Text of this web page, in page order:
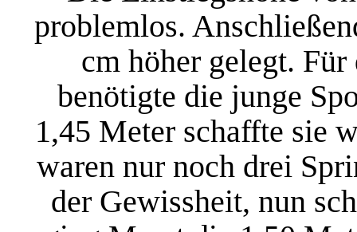
problemlos.
cm höher gelegt.
benötigte die junge
1,45 Meter schaffte sie
waren nur noch drei
der Gewissheit, nun